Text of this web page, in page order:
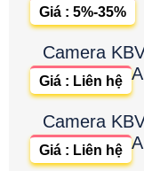
Giá : 5%-35%
Camera
A
Giá : Liên hệ
Camera
A
Giá : Liên hệ